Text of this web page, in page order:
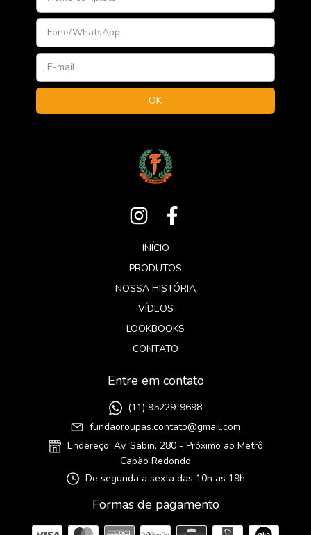
INÍCIO
PRODUTOS
NOSSA HISTÓRIA
VÍDEOS
LOOKBOOKS
CONTATO
Entre em contato
(11) 95229-9698
fundaoroupas.contato@gmail.com
Endereço: Av. Sabin, 280 - Próximo ao Metrô
Capão Redondo
De segunda a sexta das 10h as 19h
Formas de pagamento